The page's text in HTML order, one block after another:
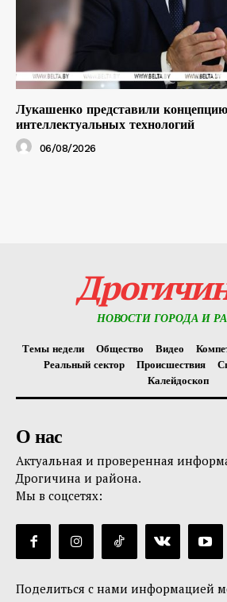
Лукашенко представили
интеллектуальных технологий
06/08/2026
НОВОСТИ ГОРОДА И
Темы недели Общество Видео
Реальный сектор
Происшествия
Калейдоскоп
О нас
Актуальная и проверенная
Дрогичина и района.
Мы в соцсетях:
Поделиться с нами информацией